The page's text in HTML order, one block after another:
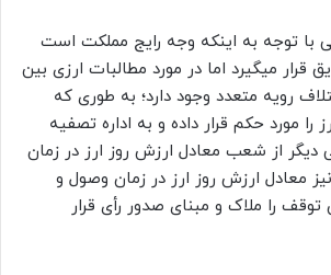
با توجه به اینکه وجه رایج مملکت است
قرار میگیرد اما در مورد مطالبات ارزی بین
رویه متعدد وجود دارد؛ به طوری که
مورد حکم قرار داده و به اداره تصفیه
دیگر از شعب معادل ارزش روز ارز در زمان
معادل ارزش روز ارز در زمان وصول و
را ملاک و مبنای صدور رأی قرار